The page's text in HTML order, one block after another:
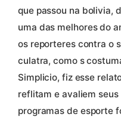
que passou na bolivia,
uma das melhores do
os reporteres contra o
culatra, como s
Simplicio, fiz esse
reflitam e avaliem
programas de esporte